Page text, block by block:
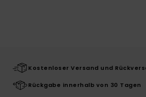
Kostenloser Versand und
Rückgabe innerhalb von 30 Tagen